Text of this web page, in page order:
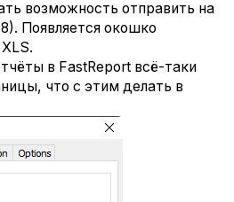
возможность отправить на
Появляется окошко
в FastReport всё-таки
что с этим делать в